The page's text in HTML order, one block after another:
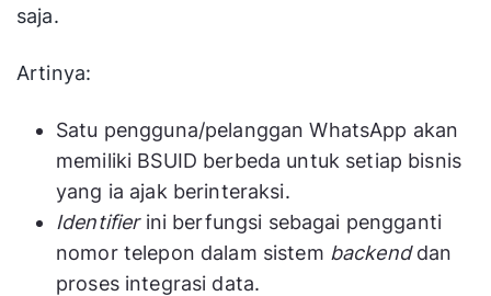
saja.
Artinya:
Satu pengguna/pelanggan WhatsApp akan
memiliki BSUID berbeda untuk setiap bisnis
yang ia ajak berinteraksi.
Identifierini berfungsi sebagai pengganti
nomor telepon dalam sistem backenddan
proses integrasi data.